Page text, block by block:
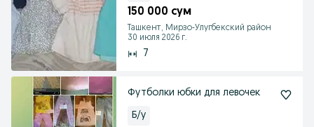
150 000 сум
Ташкент, Мирзо-Улугбекский район
30 июля 2026 г.
7
Футболки юбки для левочек
Б/у